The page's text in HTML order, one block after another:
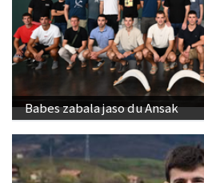
Babes zabala jaso du Ansak